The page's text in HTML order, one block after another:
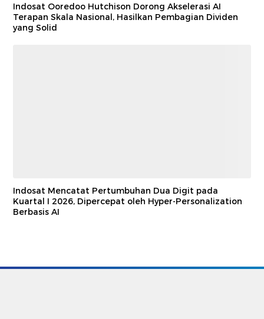
Indosat Ooredoo Hutchison Dorong Akselerasi AI
Terapan Skala Nasional, Hasilkan Pembagian Dividen
yang Solid
Indosat Mencatat Pertumbuhan Dua Digit pada
Kuartal I 2026, Dipercepat oleh Hyper-Personalization
Berbasis AI